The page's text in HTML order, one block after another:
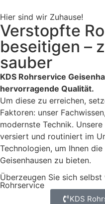
Hier sind wir Zuhause!
Verstopfte
beseitigen –
sauber
KDS Rohrservice
hervorragende Qualität.
Um diese zu erreichen,
Faktoren: unser
modernste Technik.
versiert und routiniert im
Technologien, um Ihnen
Geisenhausen zu bieten.
Überzeugen Sie sich
Rohrservice
KDS